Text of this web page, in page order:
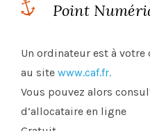
Point
Un ordinateur est à
au site www.caf.fr.
Vous pouvez alors
d’allocataire en ligne